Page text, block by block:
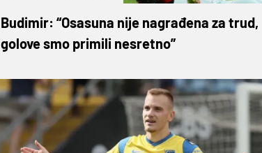
Budimir: “Osasuna nije nagrađena za trud,
golove smo primili nesretno”